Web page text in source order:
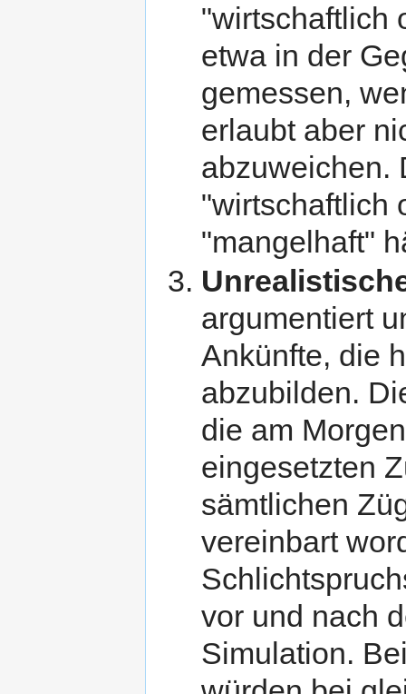
"wirtschaftlich
etwa in der
gemessen,
erlaubt aber
abzuweichen.
"wirtschaftlich
"mangelhaft"
argumentiert
Ankünfte, die
abzubilden.
die am
eingesetzten
sämtlichen
vereinbart
vor und nach
Simulation.